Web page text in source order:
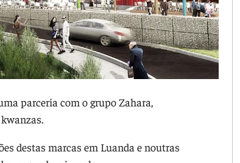
parceria com o grupo Zahara,
destas marcas em Luanda e noutras